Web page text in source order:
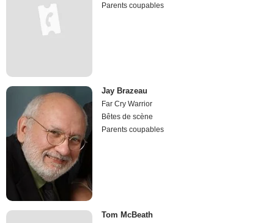
Parents coupables
Jay Brazeau
Far Cry Warrior
Bêtes de scène
Parents coupables
Tom McBeath